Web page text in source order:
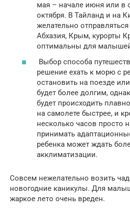
мая – начале июня или в
октября. В Тайланд и на
желательно
Абхазия, Крым, курорты
оптимальны для
Выбор способа
решение ехать к морю с
остановить на поезде
будет более долгим,
будет происходить
на самолете быстрее, и
несколько часов просто
принимать
ребенка может ждать
акклиматизации.
Совсем нежелательно возить
новогодние каникулы. Для
жаркое лето очень вреден.